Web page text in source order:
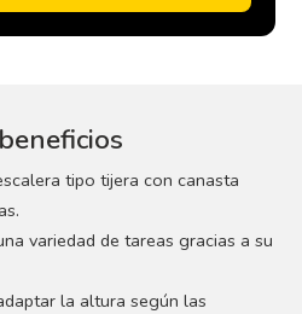
tipo tijera con canasta
variedad de tareas gracias a su
la altura según las